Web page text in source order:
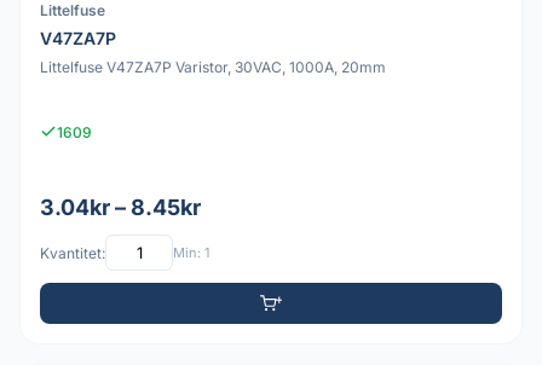
Littelfuse
V47ZA7P
Littelfuse V47ZA7P Varistor, 30VAC, 1000A, 20mm
1609
3.04kr – 8.45kr
Kvantitet: Min: 1